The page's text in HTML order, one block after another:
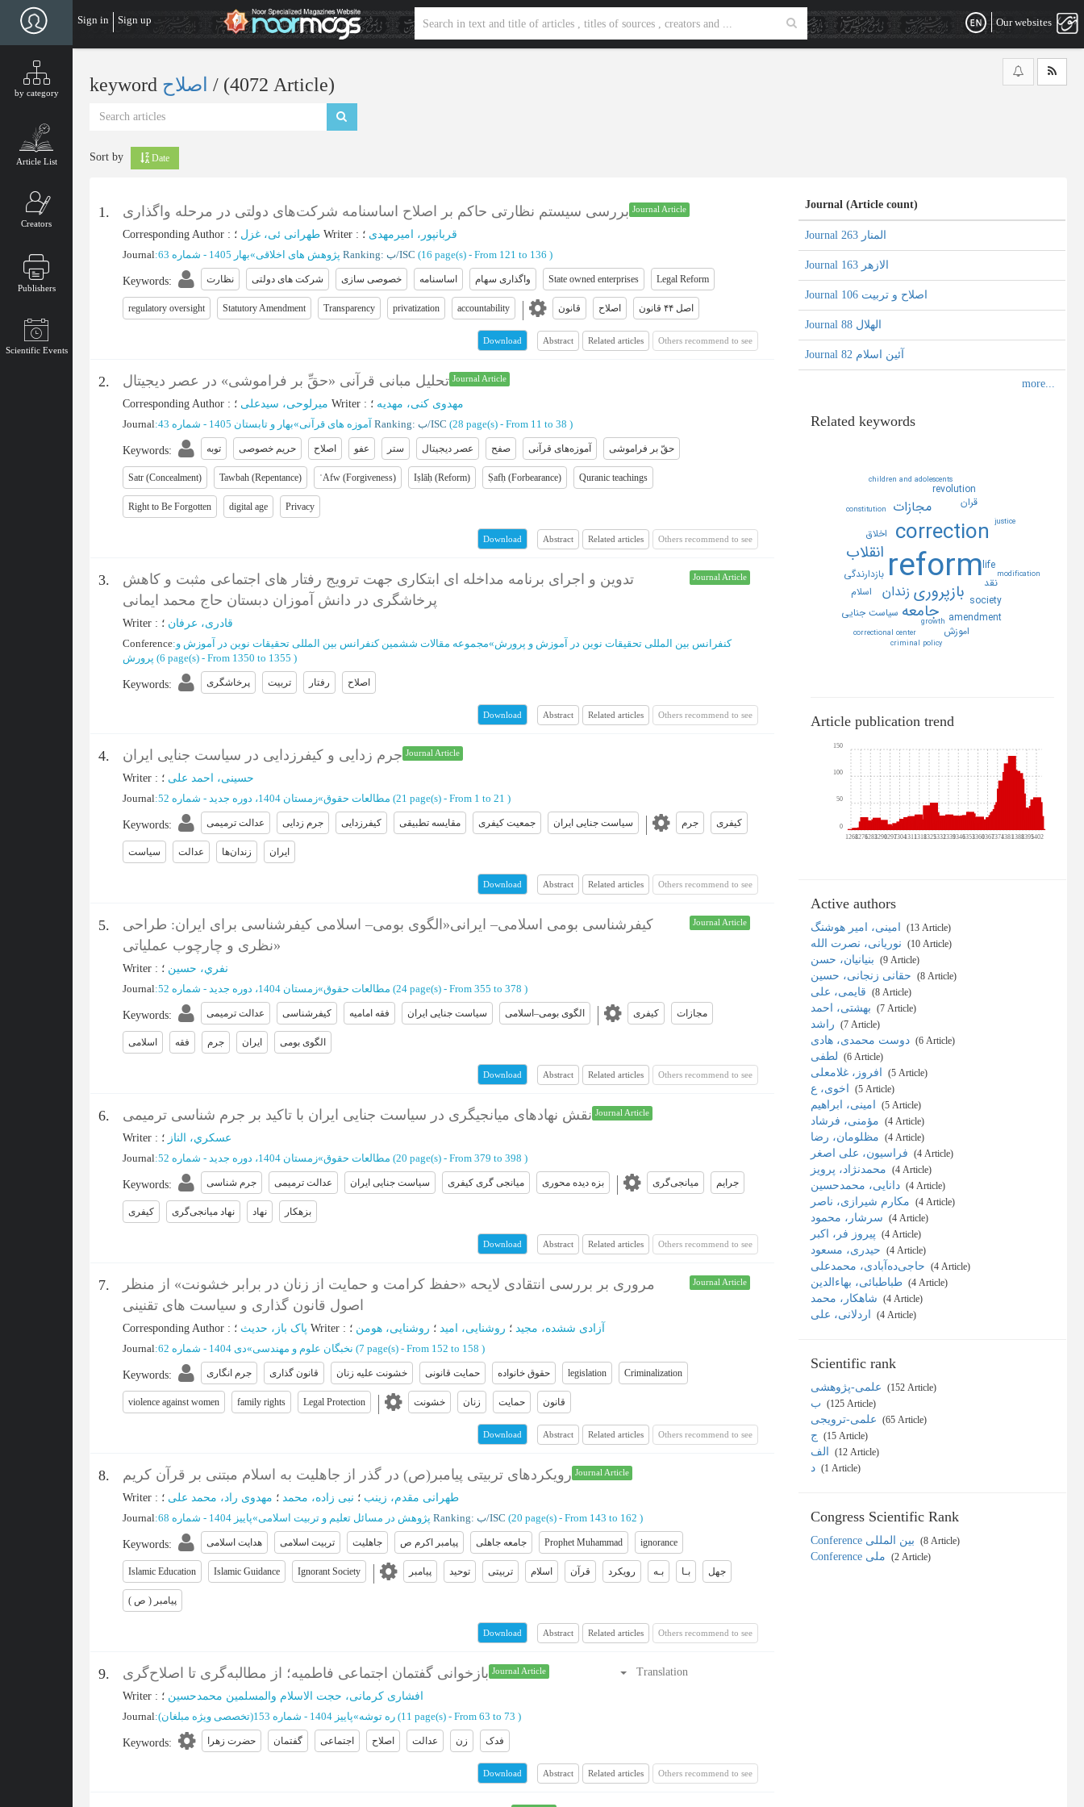
Sign in Sign up Our websites
by category
Article List
Creators
Publishers
Scientific Events
keyword ‎/ (4072 Article)
Sort by Date
1. بررسی سیستم نظارتی حاکم بر اصلاح اساسنامه شرکت‌های دولتی در مرحله واگذاری Journal Article
Corresponding Author : طهرانی ئی، غزل Writer : قربانپور، امیرمهدی ؛
Journal: پژوهش های اخلاقی»بهار 1405 - شماره 63 Ranking: ب/ISC (‎16 page(s) - From 121 to 136 )
Keywords: نظارت شرکت های دولتی خصوصی سازی اساسنامه واگذاری سهام State owned enterprises Legal Reform
regulatory oversight Statutory Amendment Transparency privatization accountability قانون اصلاح اصل ۴۴ قانون
Download Abstract Related articles Others recommend to see
2. تحلیل مبانی قرآنی «حقِّ بر فراموشی» در عصر دیجیتال Journal Article
Corresponding Author : میرلوحی، سیدعلی Writer : مهدوی کنی، مهدیه ؛
Journal: آموزه های قرآنی»بهار و تابستان 1405 - شماره 43 Ranking: ب/ISC (‎28 page(s) - From 11 to 38 )
Keywords: توبه حریم خصوصی اصلاح عفو ستر عصر دیجیتال صفح آموزه‌های قرآنی حقّ بر فراموشی
Satr (Concealment) Tawbah (Repentance) ʿAfw (Forgiveness) Iṣlāḥ (Reform) Ṣafḥ (Forbearance) Quranic teachings
Right to Be Forgotten digital age Privacy
Download Abstract Related articles Others recommend to see
3.
تدوین و اجرای برنامه مداخله ای ابتکاری جهت ترویج رفتار های اجتماعی مثبت و کاهش
پرخاشگری در دانش آموزان دبستان حاج محمد ایمانی
Journal Article
Writer : قادری، عرفان ؛
Conference: کنفرانس بین المللی تحقیقات نوین در آموزش و پرورش»مجموعه مقالات ششمین کنفرانس بین المللی تحقیقات نوین در آموزش و
پرورش (‎6 page(s) - From 1350 to 1355 )
Keywords: پرخاشگری تربیت رفتار اصلاح
Download Abstract Related articles Others recommend to see
4. جرم زدایی و کیفرزدایی در سیاست جنایی ایران Journal Article
Writer : حسینی، احمد علی ؛
Journal: مطالعات حقوق»زمستان 1404، دوره جدید - شماره 52 (‎21 page(s) - From 1 to 21 )
Keywords: عدالت ترمیمی جرم زدایی کیفرزدایی مقایسه تطبیقی جمعیت کیفری سیاست جنایی ایران جرم کیفری
سیاست عدالت زندان‌ها ایران
Download Abstract Related articles Others recommend to see
5.
کیفرشناسی بومی اسلامی– ایرانی«الگوی بومی– اسلامی کیفرشناسی برای ایران: طراحی
نظری و چارچوب عملیاتی»
Journal Article
Writer : نفري، حسين ؛
Journal: مطالعات حقوق»زمستان 1404، دوره جدید - شماره 52 (‎24 page(s) - From 355 to 378 )
Keywords: عدالت ترمیمی کیفرشناسی فقه امامیه سیاست جنایی ایران الگوی بومی–اسلامی کیفری مجازات
اسلامی فقه جرم ایران الگوی بومی
Download Abstract Related articles Others recommend to see
6. نقش نهادهای میانجیگری در سیاست جنایی ایران با تاکید بر جرم شناسی ترمیمی Journal Article
Writer : عسكري، الناز ؛
Journal: مطالعات حقوق»زمستان 1404، دوره جدید - شماره 52 (‎20 page(s) - From 379 to 398 )
Keywords: جرم شناسی عدالت ترمیمی سیاست جنایی ایران میانجی گری کیفری بزه دیده محوری میانجی‌گری جرایم
کیفری نهاد میانجی‌گری نهاد بزهکار
Download Abstract Related articles Others recommend to see
7.
مروری بر بررسی انتقادی لایحه «حفظ کرامت و حمایت از زنان در برابر خشونت» از منظر
اصول قانون گذاری و سیاست های تقنینی
Journal Article
Corresponding Author : پاک باز، حدیث Writer : آزادی ششده، مجید ؛ روشنایی، امید ؛ روشنایی، هومن ؛
Journal: نخبگان علوم و مهندسی»دی 1404 - شماره 62 (‎7 page(s) - From 152 to 158 )
Keywords: جرم انگاری قانون گذاری خشونت علیه زنان حمایت قانونی حقوق خانواده legislation Criminalization
violence against women family rights Legal Protection خشونت زنان حمایت قانون
Download Abstract Related articles Others recommend to see
8. رویکردهای تربیتی پیامبر(ص) در گذر از جاهلیت به اسلام مبتنی بر قرآن کریم Journal Article
Writer : طهرانی مقدم، زینب ؛ نبی زاده، محمد ؛ مهدوی راد، محمد علی ؛
Journal: پژوهش در مسائل تعلیم و تربیت اسلامی»پاییز 1404 - شماره 68 Ranking: ب/ISC (‎20 page(s) - From 143 to 162 )
Keywords: هدایت اسلامی تربیت اسلامی جاهلیت پیامبر اکرم ص جامعه جاهلی Prophet Muhammad ignorance
Islamic Education Islamic Guidance Ignorant Society پیامبر توحید تربیتی اسلام قرآن رویکرد بـه بـا جهل
پیامبر ( ص )
Download Abstract Related articles Others recommend to see
9. بازخوانی گفتمان اجتماعی فاطمیه؛ از مطالبه‌گری تا اصلاح‌گری Journal Article
Translation
Writer : افشاری کرمانی، حجت الاسلام والمسلمین محمدحسین ؛
Journal: ره توشه»پاییز 1404 - شماره 153(تخصصی ویژه مبلغان) (‎11 page(s) - From 63 to 73 )
Keywords: حضرت زهرا گفتمان اجتماعی اصلاح عدالت زن فدک
Download Abstract Related articles Others recommend to see
Journal (Article count)
Journal المنار 263
Journal الازهر 163
Journal اصلاح و تربیت 106
Journal الهلال 88
Journal آئین اسلام 82
Related keywords
reform
correction
بازپروري
جامعه
انقلاب
مجازات
زندان
amendment
اخلاق
بازدارندگي
قران
life
revolution
society
اسلام
اموزش
سياست جنايي
نقد
children and adolescents
constitution
correctional center
criminal policy
growth
justice
modification
Article publication trend
12681276128312901297130413111318132513321339134613531360136713741381138813951402
0
50
100
150
Active authors
‎ (13 Article)
‎ (10 Article)
‎ (9 Article)
‎ (8 Article)
‎ (8 Article)
‎ (7 Article)
‎ (7 Article)
‎ (6 Article)
‎ (6 Article)
‎ (5 Article)
‎ (5 Article)
‎ (5 Article)
‎ (4 Article)
‎ (4 Article)
‎ (4 Article)
‎ (4 Article)
‎ (4 Article)
‎ (4 Article)
‎ (4 Article)
‎ (4 Article)
‎ (4 Article)
‎ (4 Article)
‎ (4 Article)
‎ (4 Article)
‎ (4 Article)
Scientific rank
‎ (152 Article)
‎ (125 Article)
‎ (65 Article)
‎ (15 Article)
‎ (12 Article)
‎ (1 Article)
Congress Scientific Rank
‎ (8 Article)
‎ (2 Article)